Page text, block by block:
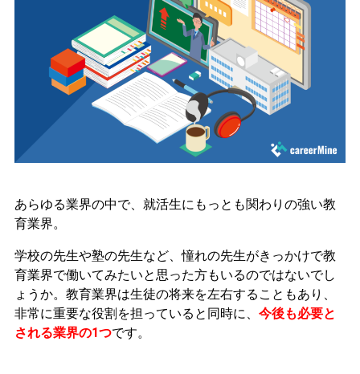
あらゆる業界の中で、就活生にもっとも関わりの強い教
育業界。
学校の先生や塾の先生など、憧れの先生がきっかけで教
育業界で働いてみたいと思った方もいるのではないでし
ょうか。 教育業界は生徒の将来を左右することもあり、
非常に重要な役割を担っていると同時に、 今後も必要と
される業界の1つです。